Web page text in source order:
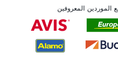
الموردين المعروفين